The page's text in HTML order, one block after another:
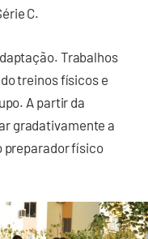
C.
Trabalhos
treinos físicos e
A partir da
gradativamente a
preparador físico